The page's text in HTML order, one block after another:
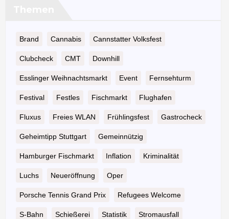
Brand Cannabis Cannstatter Volksfest
Clubcheck CMT Downhill
Esslinger Weihnachtsmarkt Event Fernsehturm
Festival Festles Fischmarkt Flughafen
Fluxus Freies WLAN Frühlingsfest Gastrocheck
Geheimtipp Stuttgart Gemeinnützig
Hamburger Fischmarkt Inflation Kriminalität
Luchs Neueröffnung Oper
Porsche Tennis Grand Prix Refugees Welcome
S-Bahn Schießerei Statistik Stromausfall